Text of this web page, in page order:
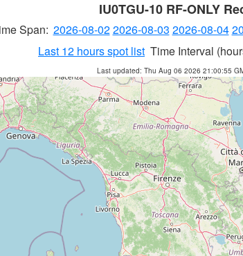
IU0TGU-10 RF-ONLY
Span: 2026-08-022026-08-03 2026-08-04
Last 12 hours spot list Time Interval
Last updated: Thu Aug 06 2026 21:00:55